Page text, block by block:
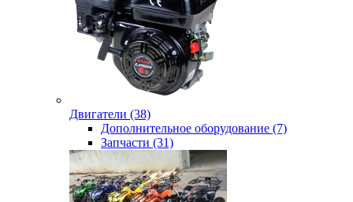
Двигатели (38)
Дополнительное оборудование (7)
Запчасти (31)